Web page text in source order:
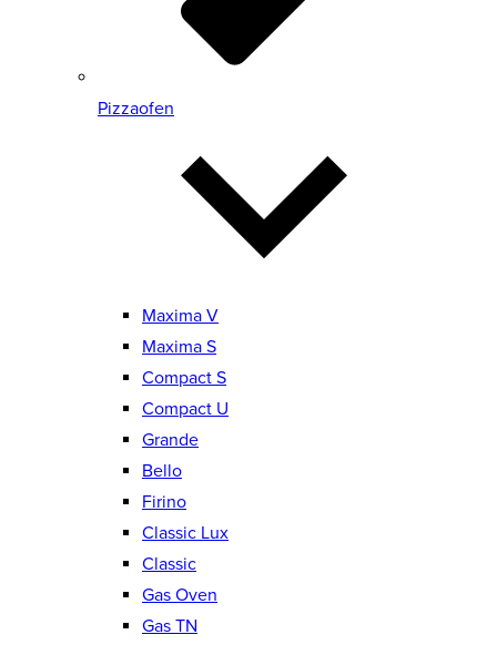
Pizzaofen
Maxima V
Maxima S
Compact S
Compact U
Grande
Bello
Firino
Classic Lux
Classic
Gas Oven
Gas TN